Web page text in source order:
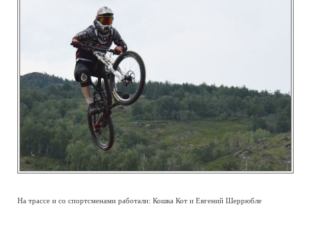
На трассе и со спортсменами работали: Кошка Кот и Евгений Шеррюбле